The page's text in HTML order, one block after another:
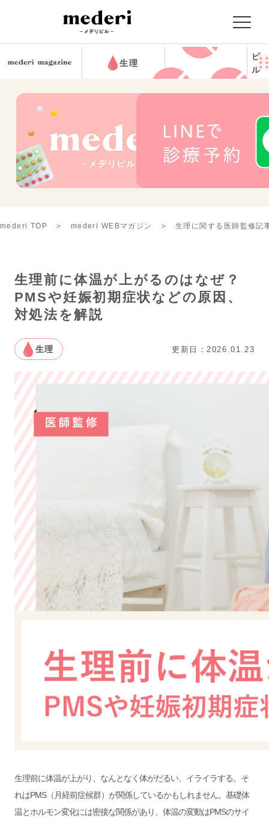
生理
ピ
ル
mederi TOP mederi WEBマガジン 生理に関する医師監修記
生理前に体温が上がるのはなぜ？
PMSや妊娠初期症状などの原因、
対処法を解説
生理 更新日：2026.01.23
生理前に体温が上がり、なんとなく体がだるい、イライラする。そ
れはPMS（月経前症候群）が関係しているかもしれません。基礎体
温とホルモン変化には密接な関係があり、体温の変動はPMSのサイ